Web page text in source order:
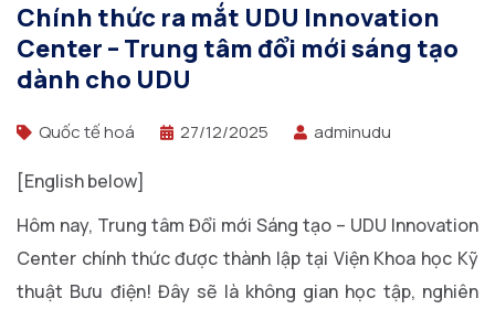
Chính thức ra mắt UDU Innovation
Center – Trung tâm đổi mới sáng tạo
dành cho UDU
Quốc tế hoá 27/12/2025 adminudu
[English below]
Hôm nay, Trung tâm Đổi mới Sáng tạo – UDU Innovation
Center chính thức được thành lập tại Viện Khoa học Kỹ
thuật Bưu điện! Đây sẽ là không gian học tập, nghiên